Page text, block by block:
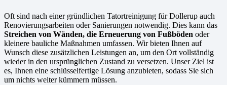
Oft sind nach einer gründlichen Tatortreinigung für Dollerup auch
Renovierungsarbeiten oder Sanierungen notwendig. Dies kann das
Streichen von Wänden, die Erneuerung von Fußböden oder
kleinere bauliche Maßnahmen umfassen. Wir bieten Ihnen auf
Wunsch diese zusätzlichen Leistungen an, um den Ort vollständig
wieder in den ursprünglichen Zustand zu versetzen. Unser Ziel ist
es, Ihnen eine schlüsselfertige Lösung anzubieten, sodass Sie sich
um nichts weiter kümmern müssen.